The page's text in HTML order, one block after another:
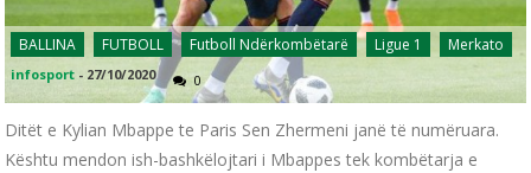
BALLINA FUTBOLL Futboll Ndërkombëtarë Ligue 1 Merkato
infosport - 27/10/2020 0
Ditët e Kylian Mbappe te Paris Sen Zhermeni janë të numëruara.
Kështu mendon ish-bashkëlojtari i Mbappes tek kombëtarja e